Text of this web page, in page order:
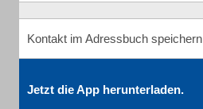
Kontakt im Adressbuch speichern
Jetzt die App herunterladen.